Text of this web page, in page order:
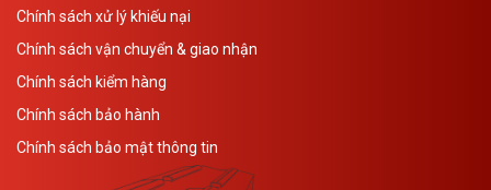
Chính sách xử lý khiếu nại
Chính sách vận chuyển & giao nhận
Chính sách kiểm hàng
Chính sách bảo hành
Chính sách bảo mật thông tin